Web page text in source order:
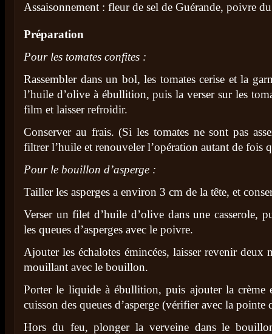
Assaisonnement : fleur de sel de Guérande, poivre
Préparation
Pour les tomates confites :
Rassembler dans un bol, les tomates cerise et la
l’huile d’olive à ébullition, puis la verser sur les
film et laisser refroidir.
Conserver au frais. (Si les tomates ne sont pas
filtrer l’huile et renouveler l’opération autant de fois
Pour le bouillon d’asperge :
Tailler les asperges a environ 3 cm de la tête, et
Verser un filet d’huile d’olive dans une casserole,
les queues d’asperges avec le poivre.
Ajouter les échalotes émincées, laisser revenir deux
mouillant avec le bouillon.
Porter le liquide à ébullition, puis ajouter la crème
cuisson des queues d’asperge (vérifier avec la pointe
Hors du feu, plonger la verveine dans le